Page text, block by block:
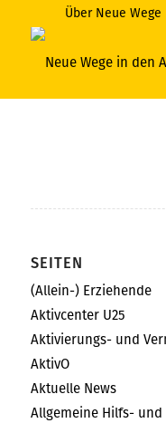
Über Neue Wege
SEITEN
(Allein-) Erziehende
Aktivcenter U25
Aktivierungs- und
AktivO
Aktuelle News
Allgemeine Hilfs-